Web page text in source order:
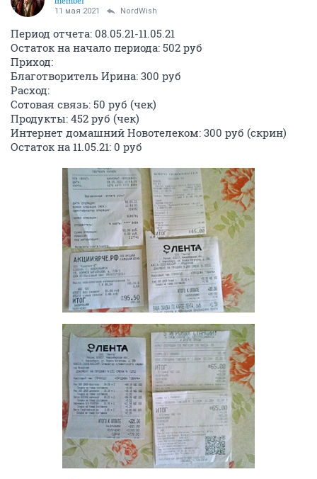
11 мая 2021 NordWish
Период отчета: 08.05.21-11.05.21
Остаток на начало периода: 502 руб
Приход:
Благотворитель Ирина: 300 руб
Расход:
Сотовая связь: 50 руб (чек)
Продукты: 452 руб (чек)
Интернет домашний Новотелеком: 300 руб (скрин)
Остаток на 11.05.21: 0 руб